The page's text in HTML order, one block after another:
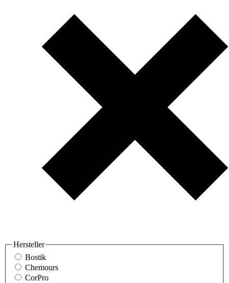
Hersteller
Bostik
Chemours
CorPro